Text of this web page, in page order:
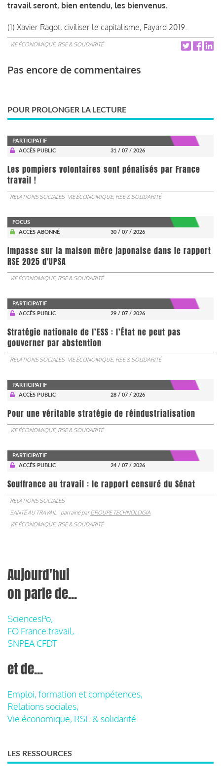
travail seront, bien entendu, les bienvenus.
(1) Xavier Ragot, civiliser le capitalisme, Fayard 2019.
VIE ÉCONOMIQUE, RSE & SOLIDARITÉ
Pas encore de commentaires
POUR PROLONGER LA LECTURE
PARTICIPATIF
ACCÈS PUBLIC
31 / 07 / 2026
Les pompiers volontaires sont pénalisés par France
travail !
RELATIONS SOCIALES VIE ÉCONOMIQUE, RSE & SOLIDARITÉ
FOCUS
ACCÈS ABONNÉ
30 / 07 / 2026
Impasse sur la maison mère japonaise dans le rapport
RSE 2025 d'UPSA
VIE ÉCONOMIQUE, RSE & SOLIDARITÉ
PARTICIPATIF
ACCÈS PUBLIC
29 / 07 / 2026
Stratégie nationale de l’ESS : l’État ne peut pas
gouverner par abstention
RELATIONS SOCIALES VIE ÉCONOMIQUE, RSE & SOLIDARITÉ
PARTICIPATIF
ACCÈS PUBLIC
28 / 07 / 2026
Pour une véritable stratégie de réindustrialisation
VIE ÉCONOMIQUE, RSE & SOLIDARITÉ
PARTICIPATIF
ACCÈS PUBLIC
24 / 07 / 2026
Souffrance au travail : le rapport censuré du Sénat
RELATIONS SOCIALES
SANTÉ AU TRAVAIL
parrainé parGROUPE TECHNOLOGIA
VIE ÉCONOMIQUE, RSE & SOLIDARITÉ
Aujourd'hui
on parle de...
SciencesPo,
FO France travail,
SNPEA CFDT
et de...
Emploi, formation et compétences,
Relations sociales,
Vie économique, RSE & solidarité
LES RESSOURCES